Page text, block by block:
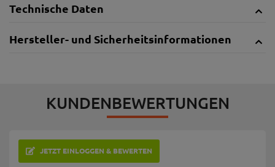
Technische Daten
Hersteller- und Sicherheitsinformationen
KUNDENBEWERTUNGEN
JETZT EINLOGGEN & BEWERTEN